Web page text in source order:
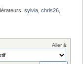
sylvia ,chris26
Aller à: